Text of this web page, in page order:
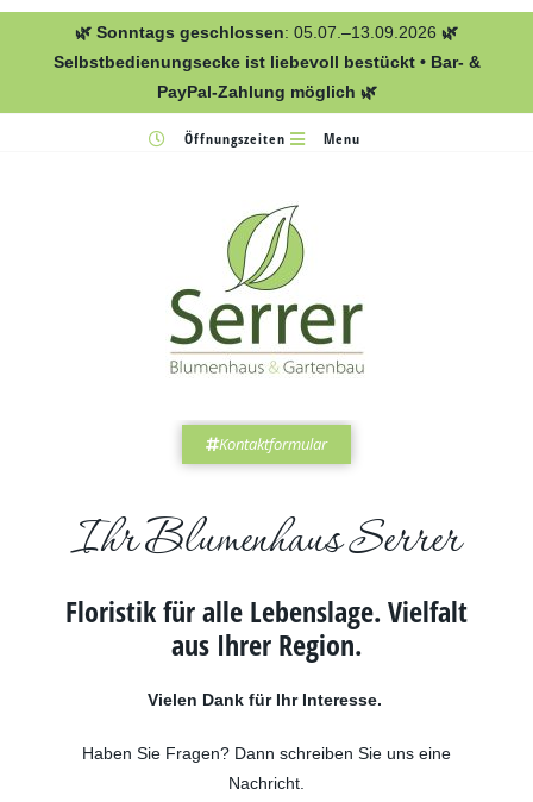
🌿 Sonntags geschlossen: 05.07.–13.09.2026 🌿
Selbstbedienungsecke ist liebevoll bestückt • Bar- &
PayPal-Zahlung möglich 🌿
Öffnungszeiten Menu
Kontaktformular
Ihr Blumenhaus Serrer
Floristik für alle Lebenslage. Vielfalt
aus Ihrer Region.
Vielen Dank für Ihr Interesse.
Haben Sie Fragen? Dann schreiben Sie uns eine
Nachricht.